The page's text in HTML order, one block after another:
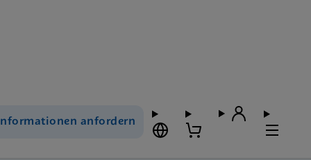
anfordern